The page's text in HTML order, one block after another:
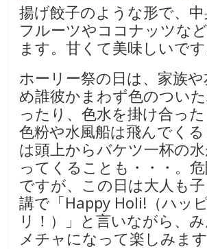
揚げ餃子のような形で、
フルーツやココナッツな
ます。甘くて美味しいです
ホーリー祭の日は、家族
め誰彼かまわず色のつい
ったり、色水を掛け合った
色粉や水風船は飛んでく
は頭上からバケツ一杯の
ってくることも・・・。
ですが、この日は大人も
講で「Happy Holi!（ハッ
リ！）」と言いながら、
メチャになって楽しみます